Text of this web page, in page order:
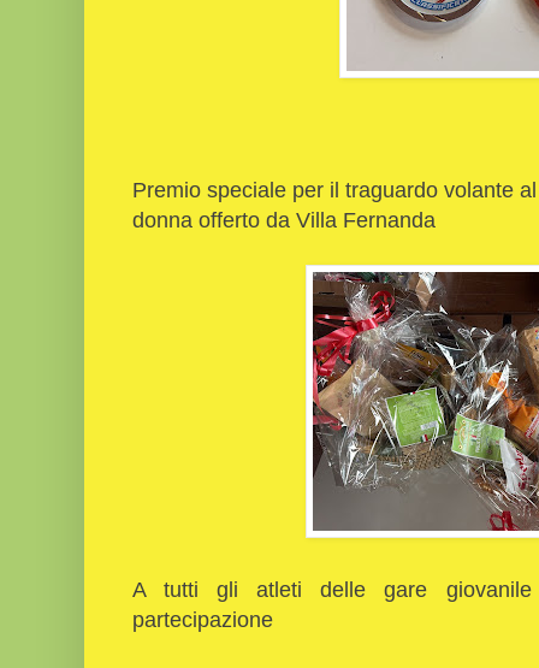
Premio speciale per il traguardo volante
donna offerto da Villa Fernanda
A tutti gli atleti delle gare
partecipazione